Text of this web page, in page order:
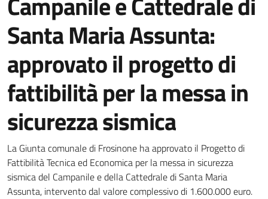
Santa Maria Assunta:
approvato il progetto di
fattibilità per la messa in
sicurezza sismica
Dettagli della notizia
La Giunta comunale di Frosinone ha approvato il Progetto di
Fattibilità Tecnica ed Economica per la messa in sicurezza
sismica del Campanile e della Cattedrale di Santa Maria
Assunta, intervento dal valore complessivo di 1.600.000 euro.